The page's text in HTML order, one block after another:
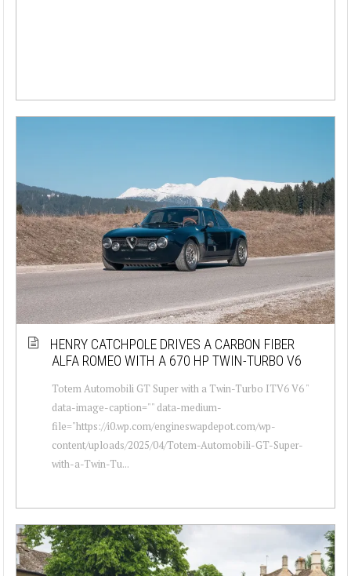
HENRY CATCHPOLE DRIVES A CARBON FIBER
ALFA ROMEO WITH A 670 HP TWIN-TURBO V6
Totem Automobili GT Super with a Twin-Turbo ITV6 V6 "
data-image-caption="" data-medium-
file="https://i0.wp.com/engineswapdepot.com/wp-
content/uploads/2025/04/Totem-Automobili-GT-Super-
with-a-Twin-Tu...